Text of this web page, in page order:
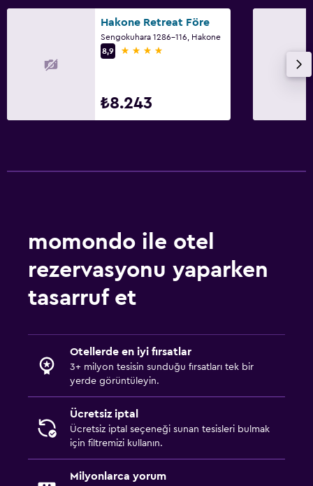
Hakone Retreat Före
Sengokuhara 1286-116, Hakone
8,9
4 yıldız
₺8.243
momondo ile otel
rezervasyonu yaparken
tasarruf et
Otellerde en iyi fırsatlar
3+ milyon tesisin sunduğu fırsatları tek bir
yerde görüntüleyin.
Ücretsiz iptal
Ücretsiz iptal seçeneği sunan tesisleri bulmak
için filtremizi kullanın.
Milyonlarca yorum